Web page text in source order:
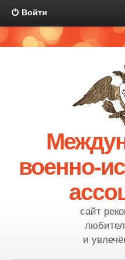
Войти
военно-
сайт
и